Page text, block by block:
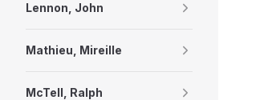
Lennon, John
Mathieu, Mireille
McTell, Ralph